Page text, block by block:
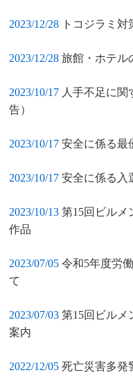
2023/12/28 トコジラミ
2023/12/28 旅館・ホテル
2023/10/17 人手不足に
告）
2023/10/17 安全に係る最
2023/10/17 安全に係る入
2023/10/13 第15回ビルメ
作品
2023/07/05 令和5年度労
て
2023/07/03 第15回ビルメ
案内
2022/12/05 死亡災害多発